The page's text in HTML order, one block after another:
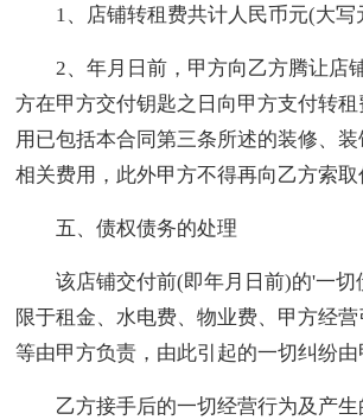
1、店铺转租费共计人民币元(大写
2、年月日前，甲方向乙方腾让店
方在甲方交付钥匙之日向甲方支付转
用已包括本合同第三条所述的装修、
相关费用，此外甲方不得再向乙方索取
五、债权债务的处理
该店铺交付前(即年月日前)的'一切
限于租金、水电费、物业费、甲方经
等由甲方负责，由此引起的一切纠纷由
乙方接手后的一切经营行为及产生